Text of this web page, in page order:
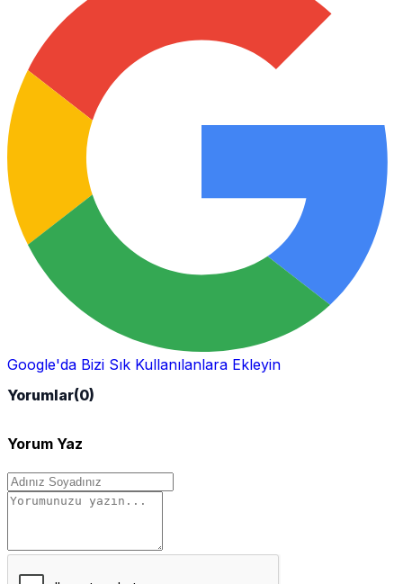
Google'da Bizi Sık Kullanılanlara Ekleyin
Yorumlar(0)
Yorum Yaz